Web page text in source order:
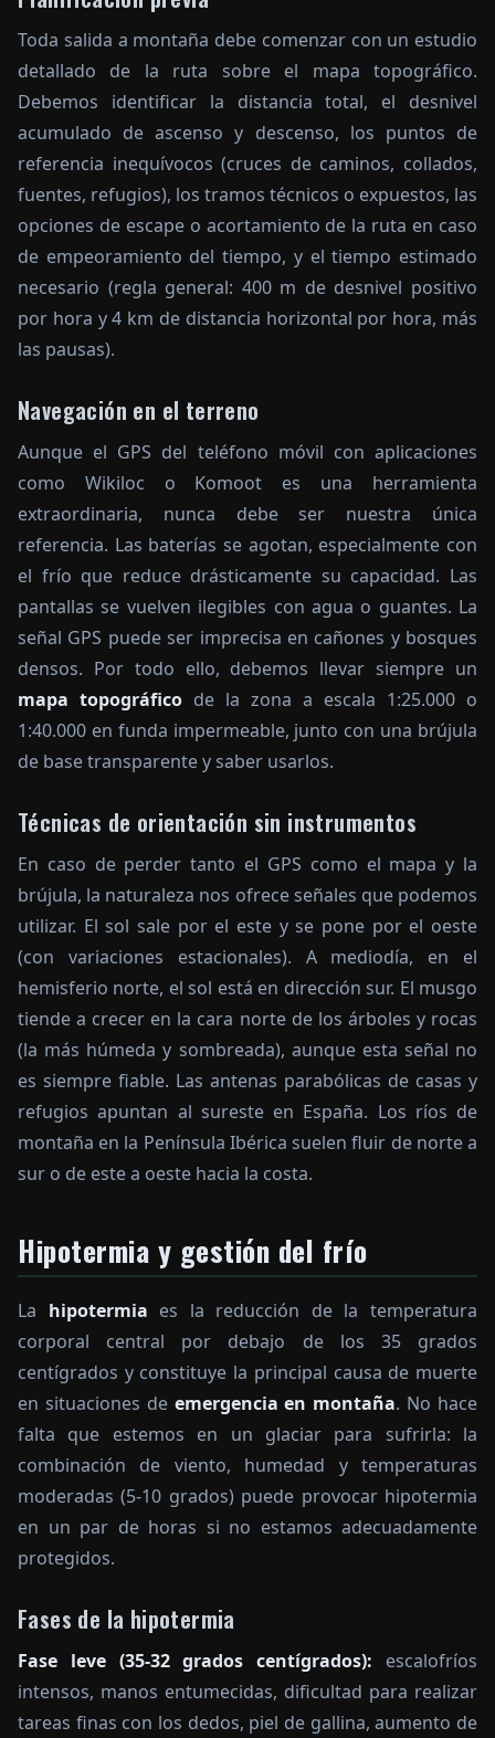
Toda salida a montaña debe comenzar con un estudio
detallado de la ruta sobre el mapa topográfico.
Debemos identificar la distancia total, el desnivel
acumulado de ascenso y descenso, los puntos de
referencia inequívocos (cruces de caminos, collados,
fuentes, refugios), los tramos técnicos o expuestos, las
opciones de escape o acortamiento de la ruta en caso
de empeoramiento del tiempo, y el tiempo estimado
necesario (regla general: 400 m de desnivel positivo
por hora y 4 km de distancia horizontal por hora, más
las pausas).
Navegación en el terreno
Aunque el GPS del teléfono móvil con aplicaciones
como Wikiloc o Komoot es una herramienta
extraordinaria, nunca debe ser nuestra única
referencia. Las baterías se agotan, especialmente con
el frío que reduce drásticamente su capacidad. Las
pantallas se vuelven ilegibles con agua o guantes. La
señal GPS puede ser imprecisa en cañones y bosques
densos. Por todo ello, debemos llevar siempre un
mapa topográfico de la zona a escala 1:25.000 o
1:40.000 en funda impermeable, junto con una brújula
de base transparente y saber usarlos.
Técnicas de orientación sin instrumentos
En caso de perder tanto el GPS como el mapa y la
brújula, la naturaleza nos ofrece señales que podemos
utilizar. El sol sale por el este y se pone por el oeste
(con variaciones estacionales). A mediodía, en el
hemisferio norte, el sol está en dirección sur. El musgo
tiende a crecer en la cara norte de los árboles y rocas
(la más húmeda y sombreada), aunque esta señal no
es siempre fiable. Las antenas parabólicas de casas y
refugios apuntan al sureste en España. Los ríos de
montaña en la Península Ibérica suelen fluir de norte a
sur o de este a oeste hacia la costa.
Hipotermia y gestión del frío
La hipotermia es la reducción de la temperatura
corporal central por debajo de los 35 grados
centígrados y constituye la principal causa de muerte
en situaciones de emergencia en montaña. No hace
falta que estemos en un glaciar para sufrirla: la
combinación de viento, humedad y temperaturas
moderadas (5-10 grados) puede provocar hipotermia
en un par de horas si no estamos adecuadamente
protegidos.
Fases de la hipotermia
Fase leve (35-32 grados centígrados): escalofríos
intensos, manos entumecidas, dificultad para realizar
tareas finas con los dedos, piel de gallina, aumento de